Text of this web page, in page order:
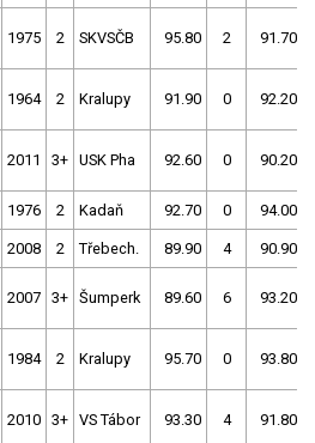
1975 2 SKVSČB 95.80 2 91.70
1964 2 Kralupy 91.90 0 92.20
2011 3+ USK Pha 92.60 0 90.20
1976 2 Kadaň 92.70 0 94.00
2008 2 Třebech. 89.90 4 90.90
2007 3+ Šumperk 89.60 6 93.20
1984 2 Kralupy 95.70 0 93.80
2010 3+ VS Tábor 93.30 4 91.80